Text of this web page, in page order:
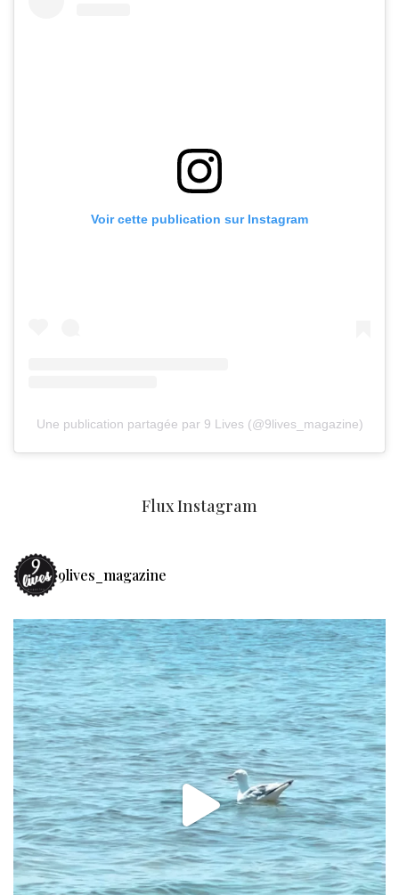
Voir cette publication sur Instagram
Une publication partagée par 9 Lives (@9lives_magazine)
Flux Instagram
9lives_magazine